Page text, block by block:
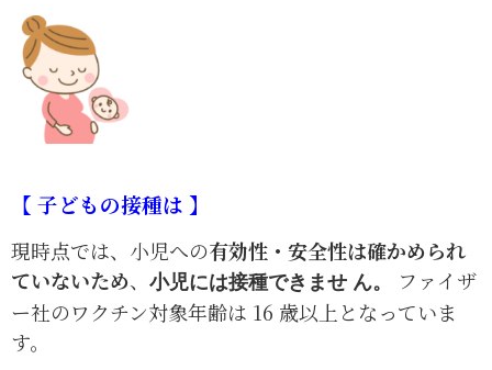
【 子どもの接種は 】
現時点では、小児への有効性・安全性は確かめられ
ていないため、 小児には接種できませ ん。
ファイザ
ー社のワクチン対象年齢は 16 歳以上となっていま
す。